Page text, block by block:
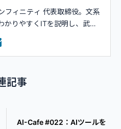
フィニティ 代表取締役。文系
かりやすくITを説明し、武器
してもらうコンサルティング
ます。
記事
AI-Cafe #084： 受発注をAI